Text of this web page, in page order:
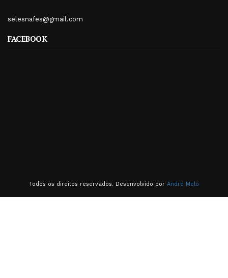
selesnafes@gmail.com
FACEBOOK
Todos os direitos reservados. Desenvolvido por André Melo